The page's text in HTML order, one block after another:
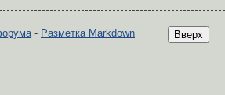
Вверх
- Разметка Markdown